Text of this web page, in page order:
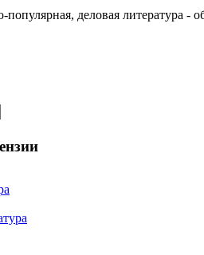
популярная, деловая литература -